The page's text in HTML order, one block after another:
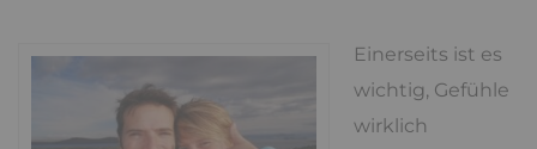
Einerseits ist es
wichtig, Gefühle
wirklich